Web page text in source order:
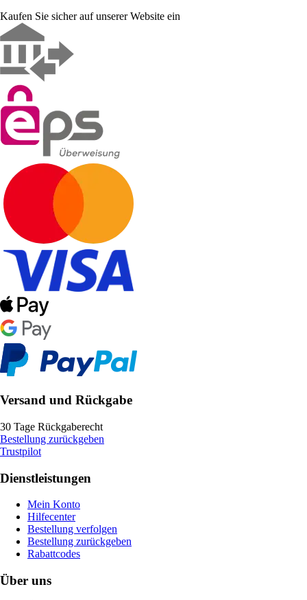
Kaufen Sie sicher auf unserer Website ein
Versand und Rückgabe
30 Tage Rückgaberecht
Bestellung zurückgeben
Trustpilot
Dienstleistungen
Mein Konto
Hilfecenter
Bestellung verfolgen
Bestellung zurückgeben
Rabattcodes
Über uns